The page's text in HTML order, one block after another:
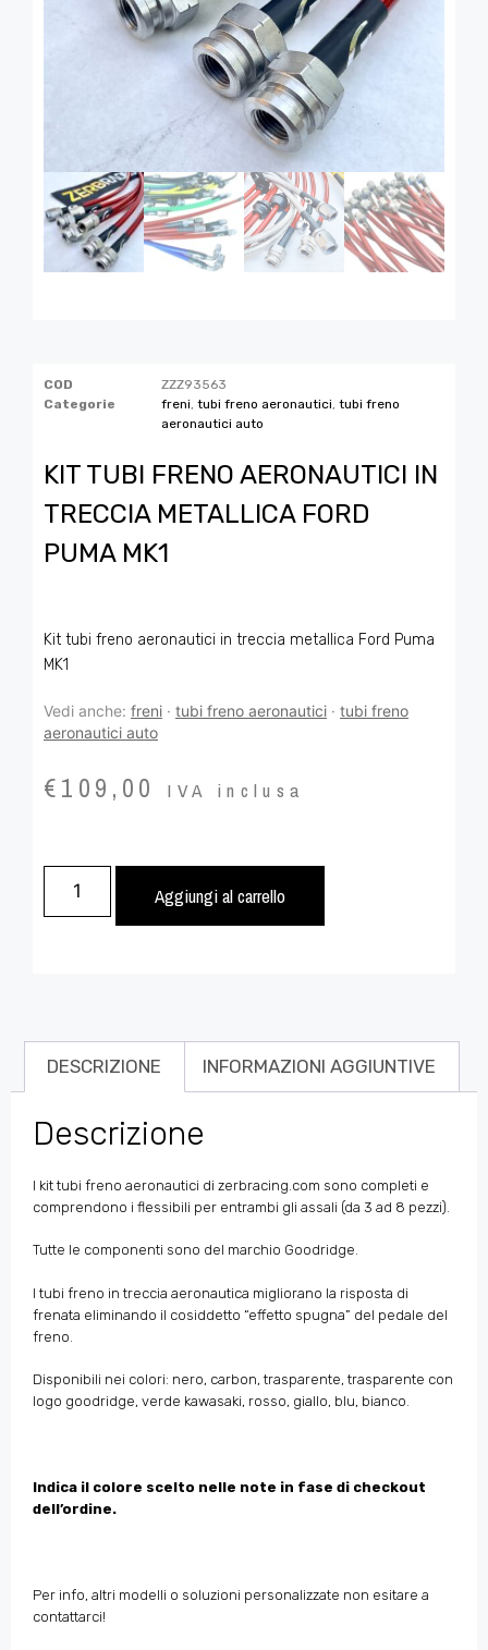
COD
ZZZ93563
Categorie
freni tubi freno aeronautici tubi freno
aeronautici auto
KIT TUBI FRENO AERONAUTICI IN
TRECCIA METALLICA FORD
PUMA MK1
Kit tubi freno aeronautici in treccia metallica Ford Puma
MK1
Vedi anche: freni · tubi freno aeronautici · tubi freno
aeronautici auto
€109,00 IVA inclusa
Aggiungi al carrello
DESCRIZIONE INFORMAZIONI AGGIUNTIVE
Descrizione
I kit tubi freno aeronautici di zerbracing.com sono completi e
comprendono i flessibili per entrambi gli assali (da 3 ad 8 pezzi).
Tutte le componenti sono del marchio Goodridge.
I tubi freno in treccia aeronautica migliorano la risposta di
frenata eliminando il cosiddetto “effetto spugna” del pedale del
freno.
Disponibili nei colori: nero, carbon, trasparente, trasparente con
logo goodridge, verde kawasaki, rosso, giallo, blu, bianco.
Indica il colore scelto nelle note in fase di checkout
dell’ordine.
Per info, altri modelli o soluzioni personalizzate non esitare a
contattarci!